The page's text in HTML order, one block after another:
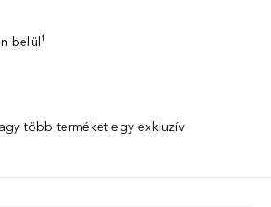
belül¹
több terméket egy exkluzív